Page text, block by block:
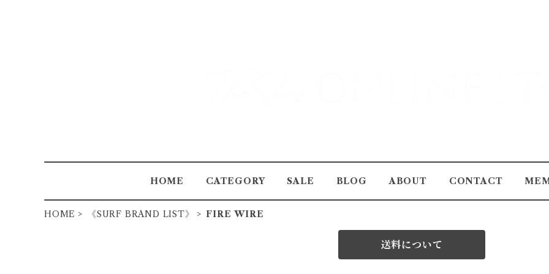
HOME CATEGORY SALE BLOG ABOUT CONTACT
HOME 《SURF BRAND LIST》 FIRE WIRE
送料について